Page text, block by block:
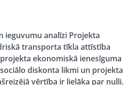
ieguvumu analīzi Projekta
transporta tīkla attīstība
ekonomiskā ienesīguma
diskonta likmi un projekta
vērtība ir lielāka par nulli.